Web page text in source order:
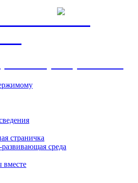
"Калинка"
страничка
среда
вместе